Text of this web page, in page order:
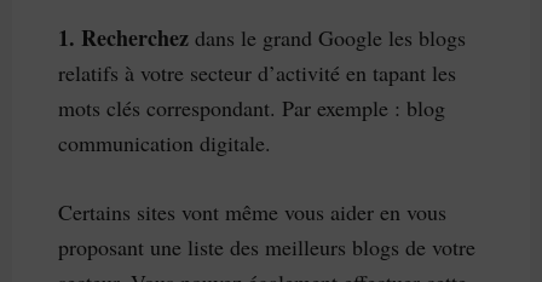
1. Recherchezdans le grand Google les blogs
relatifs à votre secteur d’activité en tapant les
mots clés correspondant. Par exemple : blog
communication digitale.
Certains sites vont même vous aider en vous
proposant une liste des meilleurs blogs de votre